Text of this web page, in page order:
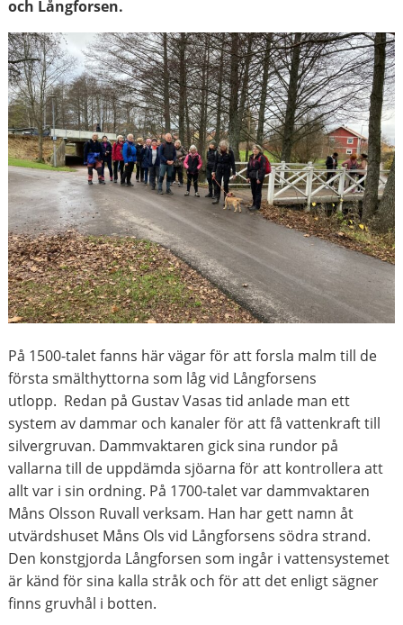
och Långforsen.
På 1500-talet fanns här vägar för att forsla malm till de
första smälthyttorna som låg vid Långforsens
utlopp. Redan på Gustav Vasas tid anlade man ett
system av dammar och kanaler för att få vattenkraft till
silvergruvan. Dammvaktaren gick sina rundor på
vallarna till de uppdämda sjöarna för att kontrollera att
allt var i sin ordning. På 1700-talet var dammvaktaren
Måns Olsson Ruvall verksam. Han har gett namn åt
utvärdshuset Måns Ols vid Långforsens södra strand.
Den konstgjorda Långforsen som ingår i vattensystemet
är känd för sina kalla stråk och för att det enligt sägner
finns gruvhål i botten.